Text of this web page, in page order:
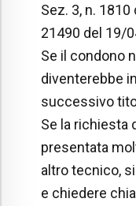
Sez. 3, n.
21490 del 19/
Se il condono
diventerebbe
successivo
Se la richiesta
presentata
altro tecnico,
e chiedere